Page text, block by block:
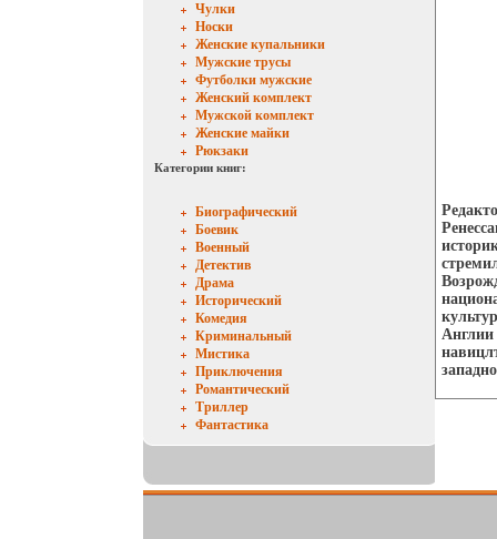
Чулки
Носки
Женские купальники
Мужские трусы
Футболки мужские
Женский комплект
Мужской комплект
Женские майки
Рюкзаки
Категории книг:
Биографический
Боевик
Военный
Детектив
Драма
Исторический
Комедия
Криминальный
Мистика
Приключения
Романтический
Триллер
Фантастика
Англии